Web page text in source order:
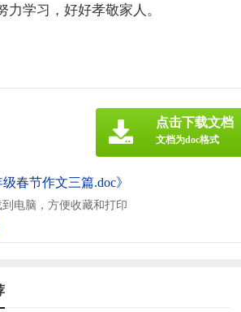
力学习，好好孝敬家人。
春节作文三篇.doc》
电脑，方便收藏和打印
点击下载文档
文档为doc格式